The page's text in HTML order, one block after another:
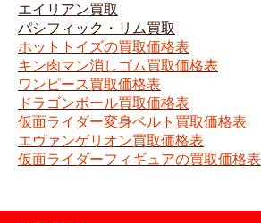
エイリアン買取
パシフィック・リム買取
ホットトイズの買取価格表
キン肉マン消しゴム買取価格表
ワンピース買取価格表
ドラゴンボール買取価格表
仮面ライダー変身ベルト買取価格表
エヴァンゲリオン買取価格表
仮面ライダーフィギュアの買取価格表